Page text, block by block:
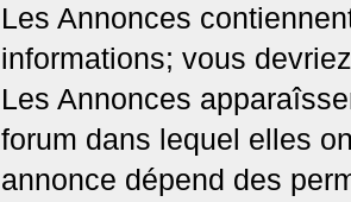
Les Annonces
informations; vous
Les Annonces
forum dans lequel elles
annonce dépend des